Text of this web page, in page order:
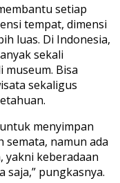
setiap
tempat, dimensi
luas. Di Indonesia,
sekali
museum. Bisa
sekaligus
menyimpan
namun ada
yakni keberadaan
saja,” pungkasnya.